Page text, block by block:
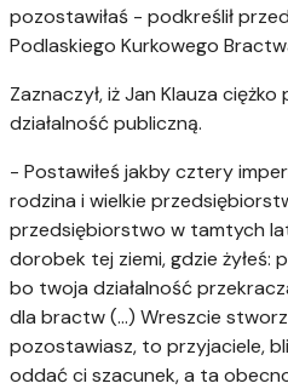
pozostawiłaś - podkreślił
Podlaskiego Kurkowego
Zaznaczył, iż Jan Klauza
działalność publiczną.
- Postawiłeś jakby cztery
rodzina i wielkie
przedsiębiorstwo w tamtych
dorobek tej ziemi, gdzie żyłeś:
bo twoja działalność
dla bractw (...) Wreszcie
pozostawiasz, to przyjaciele,
oddać ci szacunek, a ta